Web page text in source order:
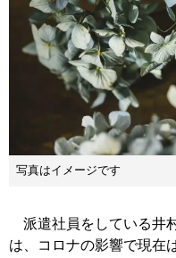
写真はイメージです
派遣社員をしている井
は、コロナの影響で現在